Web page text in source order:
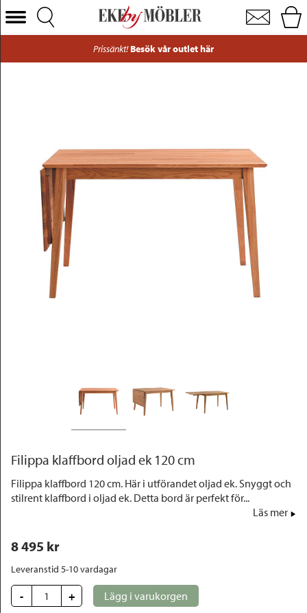
Filippa klaffbord oljad ek 120 cm
Välj Kategori
Förvaring
Inredning
Mattor
Belysning
Utemöbler
Varumärken
Prissänkt! Besök vår outlet här
Filippa klaffbord oljad ek 120 cm
Filippa klaffbord 120 cm. Här i utförandet oljad ek. Snyggt och
stilrent klaffbord i oljad ek. Detta bord är perfekt för...
Läs mer
8 495 kr
Leveranstid 5-10 vardagar
- + Lägg i varukorgen